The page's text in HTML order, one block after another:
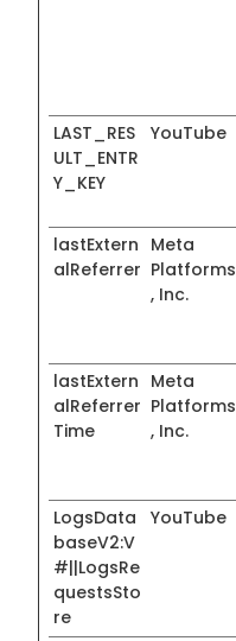
LAST_RES
ULT_ENTR
Y_KEY
YouTube
lastExtern
alReferrer
Meta
Platforms
, Inc.
lastExtern
alReferrer
Time
Meta
Platforms
, Inc.
LogsData
baseV2:V
#||LogsRe
questsSto
re
YouTube